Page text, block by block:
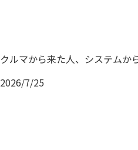
クルマから来た人、システム
2026/7/25